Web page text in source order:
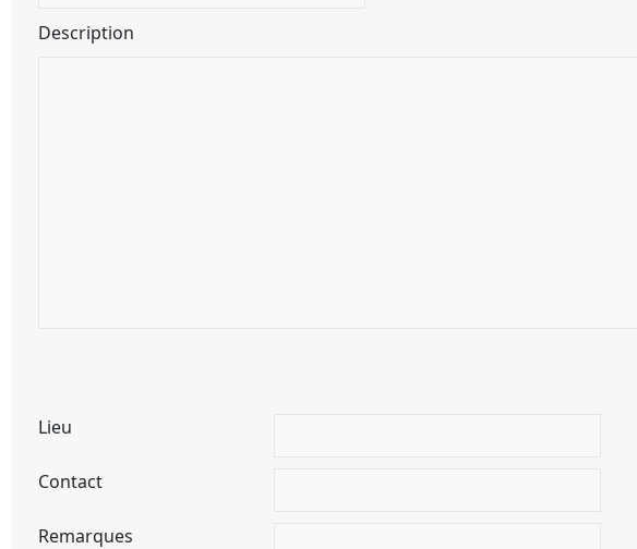
Description
Lieu
Contact
Remarques